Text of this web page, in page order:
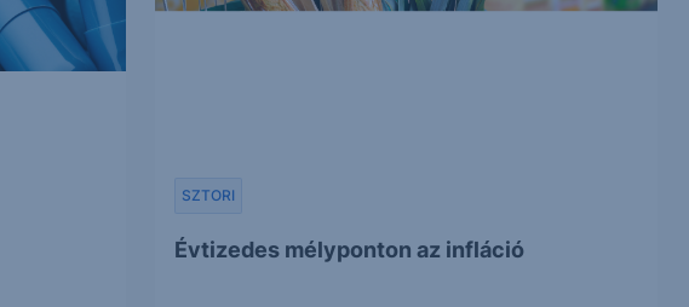
Évtizedes mélyponton az infláció
SZTORI